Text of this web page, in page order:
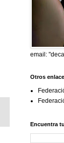
email:
Otros
Encuentra